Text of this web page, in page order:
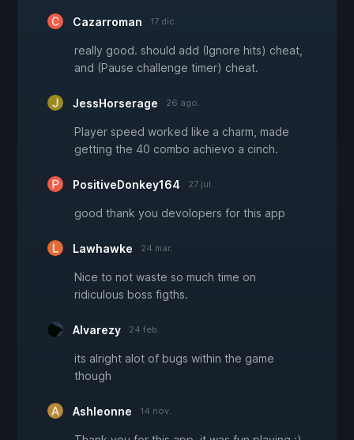
Cazarroman 17 dic.
really good. should add (Ignore hits) cheat,
and (Pause challenge timer) cheat.
JessHorserage 26 ago.
Player speed worked like a charm, made
getting the 40 combo achievo a cinch.
PositiveDonkey164 27 jul.
good thank you devolopers for this app
Lawhawke 24 mar.
Nice to not waste so much time on
ridiculous boss figths.
Alvarezy 24 feb.
its alright alot of bugs within the game
though
Ashleonne 14 nov.